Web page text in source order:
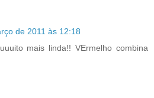
de 2011 às 12:18
mais linda!! VErmelho combina